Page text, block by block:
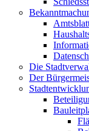
Die
Der